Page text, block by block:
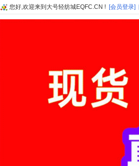
您好,欢迎来到大号轻纺城EQFC.CN ! [会员登录]